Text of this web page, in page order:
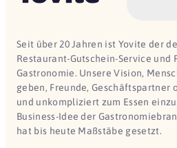
Seit über 20 Jahren ist Yovite der
Restaurant-Gutschein-Service und
Gastronomie. Unsere Vision,
geben, Freunde,
und unkompliziert zum Essen
Business-Idee der
hat bis heute Maßstäbe gesetzt.